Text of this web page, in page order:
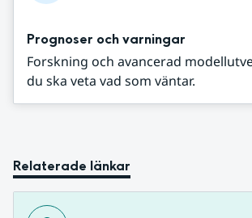
Prognoser och varningar
Forskning och avancerad
du ska veta vad som väntar.
Relaterade länkar